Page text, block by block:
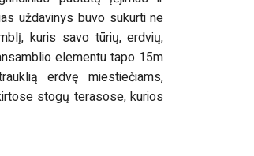
uždavinys buvo sukurti ne
kuris savo tūrių, erdvių,
elementu tapo 15m
erdvę miestiečiams,
stogų terasose, kurios